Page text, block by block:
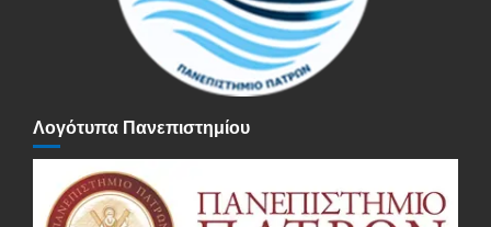
Λογότυπα Πανεπιστημίου